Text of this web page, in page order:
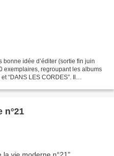
bonne idée d’éditer (sortie fin juin
exemplaires, regroupant les albums
“DANS LES CORDES”. Il
n°21